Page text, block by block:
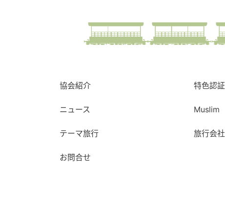
協会紹介
ニュース
テーマ旅行
お問合せ
特色認証
Muslim
旅行会社